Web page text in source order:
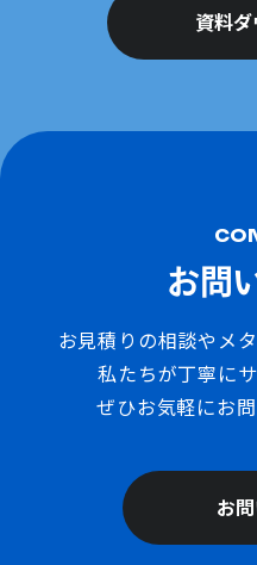
資料
お問
お見積りの相談やメ
私たちが丁寧に
ぜひお気軽にお
お